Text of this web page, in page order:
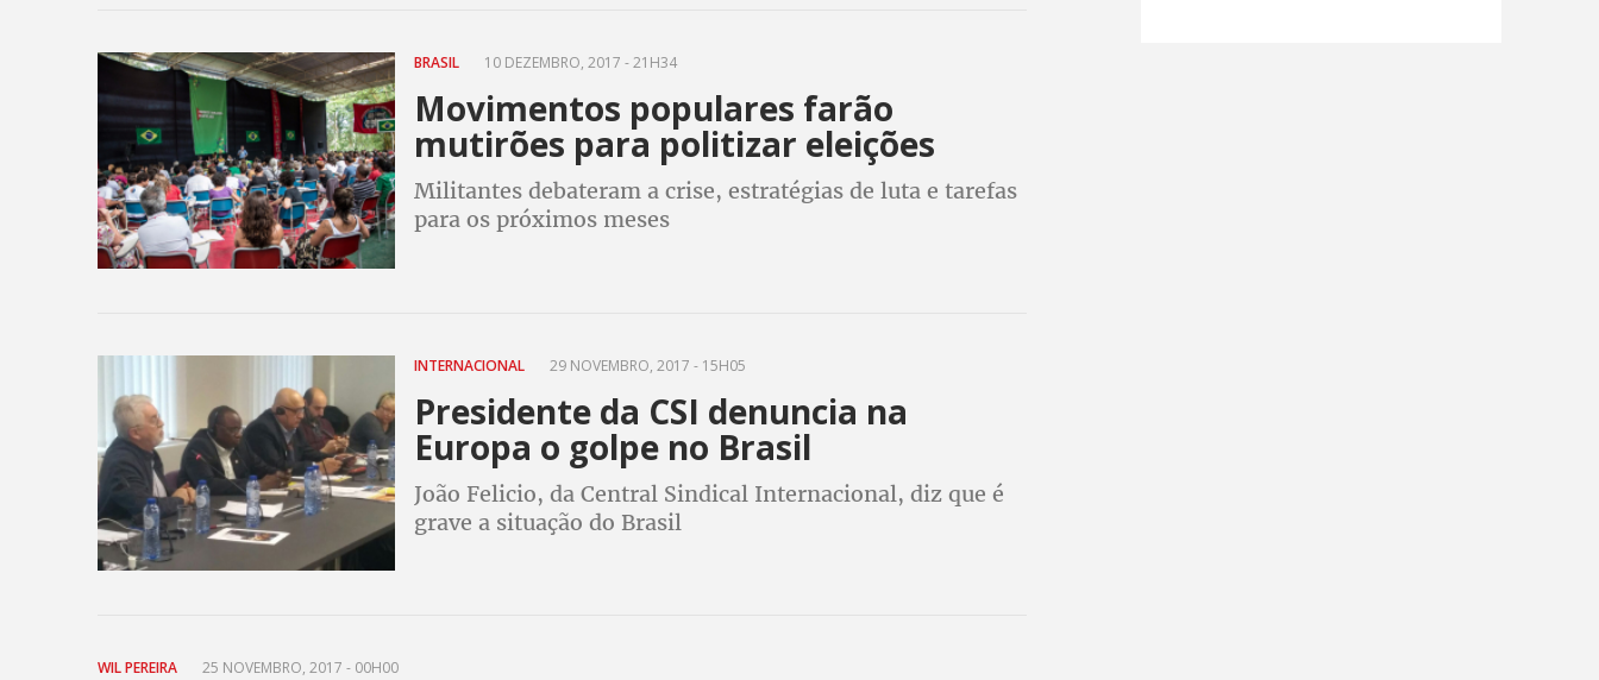
BRASIL 10 DEZEMBRO, 2017 - 21H34
Movimentos populares farão
mutirões para politizar eleições
Militantes debateram a crise, estratégias de luta e tarefas
para os próximos meses
INTERNACIONAL 29 NOVEMBRO, 2017 - 15H05
Presidente da CSI denuncia na
Europa o golpe no Brasil
João Felicio, da Central Sindical Internacional, diz que é
grave a situação do Brasil
WIL PEREIRA 25 NOVEMBRO, 2017 - 00H00